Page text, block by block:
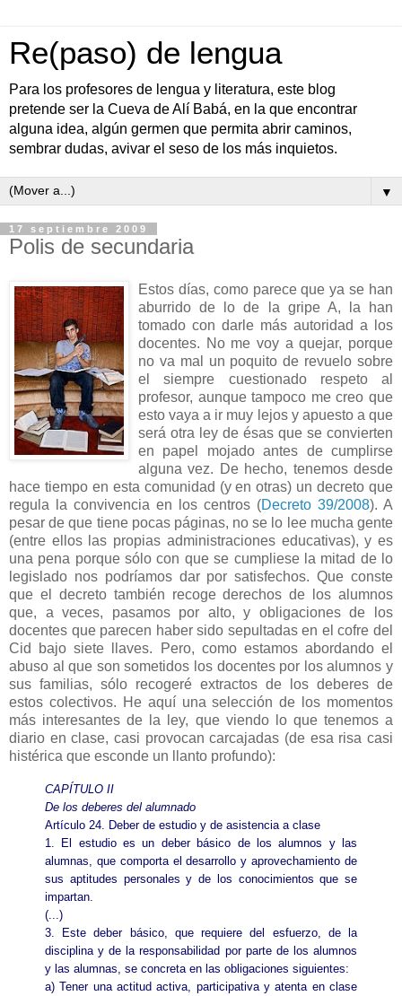
Re(paso) de lengua
Para los profesores de lengua y literatura, este blog
pretende ser la Cueva de Alí Babá, en la que encontrar
alguna idea, algún germen que permita abrir caminos,
sembrar dudas, avivar el seso de los más inquietos.
▼
17 septiembre 2009
Polis de secundaria
Estos días, como parece que ya se han
aburrido de lo de la gripe A, la han
tomado con darle más autoridad a los
docentes. No me voy a quejar, porque
no va mal un poquito de revuelo sobre
el siempre cuestionado respeto al
profesor, aunque tampoco me creo que
esto vaya a ir muy lejos y apuesto a que
será otra ley de ésas que se convierten
en papel mojado antes de cumplirse
alguna vez. De hecho, tenemos desde
hace tiempo en esta comunidad (y en otras) un decreto que
regula la convivencia en los centros (Decreto 39/2008). A
pesar de que tiene pocas páginas, no se lo lee mucha gente
(entre ellos las propias administraciones educativas), y es
una pena porque sólo con que se cumpliese la mitad de lo
legislado nos podríamos dar por satisfechos. Que conste
que el decreto también recoge derechos de los alumnos
que, a veces, pasamos por alto, y obligaciones de los
docentes que parecen haber sido sepultadas en el cofre del
Cid bajo siete llaves. Pero, como estamos abordando el
abuso al que son sometidos los docentes por los alumnos y
sus familias, sólo recogeré extractos de los deberes de
estos colectivos. He aquí una selección de los momentos
más interesantes de la ley, que viendo lo que tenemos a
diario en clase, casi provocan carcajadas (de esa risa casi
histérica que esconde un llanto profundo):
CAPÍTULO II
De los deberes del alumnado
Artículo 24. Deber de estudio y de asistencia a clase
1. El estudio es un deber básico de los alumnos y las
alumnas, que comporta el desarrollo y aprovechamiento de
sus aptitudes personales y de los conocimientos que se
impartan.
(...)
3. Este deber básico, que requiere del esfuerzo, de la
disciplina y de la responsabilidad por parte de los alumnos
y las alumnas, se concreta en las obligaciones siguientes:
a) Tener una actitud activa, participativa y atenta en clase